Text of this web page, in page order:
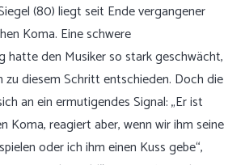
(80) liegt seit Ende vergangener
Koma. Eine schwere
hatte den Musiker so stark geschwächt,
zu diesem Schritt entschieden. Doch die
an ein ermutigendes Signal: „Er ist
Koma, reagiert aber, wenn wir ihm seine
oder ich ihm einen Kuss gebe“,